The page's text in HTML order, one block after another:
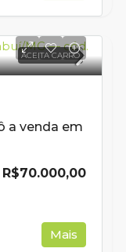
ACEITA CARRO
a venda em
R$70.000,00
Mais